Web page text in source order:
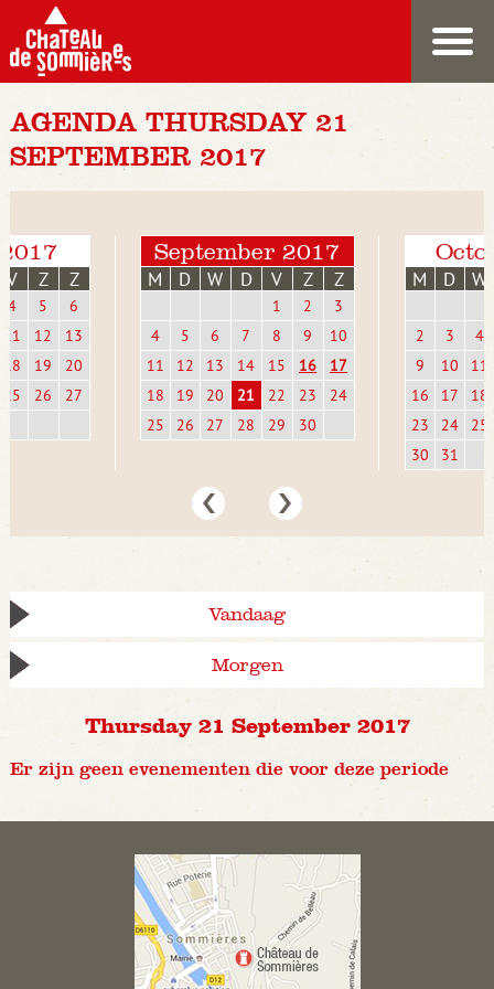
AGENDA THURSDAY 21
SEPTEMBER 2017
V Z Z
4 5
6
11
12
13
18
19
20
25
26 27
September 2017
M D W D V Z Z
1 2
3
4
5 6 7 8 9
10
11
12 13 14 15 16
17
18
19 20 21 22 23
24
25
26 27 28 29 30
M D W
2 3
4
9
10
11
16
17
18
23
24
25
30
31
Vandaag
Morgen
Thursday 21 September 2017
Er zijn geen evenementen die voor deze periode